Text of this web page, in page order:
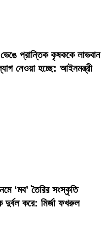
ভেঙে প্রান্তিক কৃষককে লাভবান
নেওয়া হচ্ছে: আইনমন্ত্রী
‘মব’ তৈরির সংস্কৃতি
দুর্বল করে: মির্জা ফখরুল